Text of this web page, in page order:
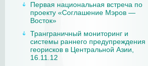
Первая национальная встреча по
проекту «Соглашение Мэров —
Восток»
Транграничный мониторинг и
системы раннего предупреждения
георисков в Центральной Азии,
16.11.12